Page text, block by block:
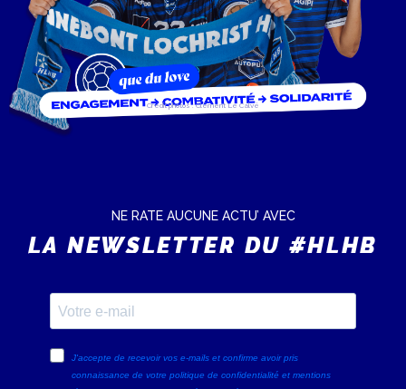
Crédit photos : Clément Le Calvé
NE RATE AUCUNE ACTU’ AVEC
LA NEWSLETTER DU #HLHB